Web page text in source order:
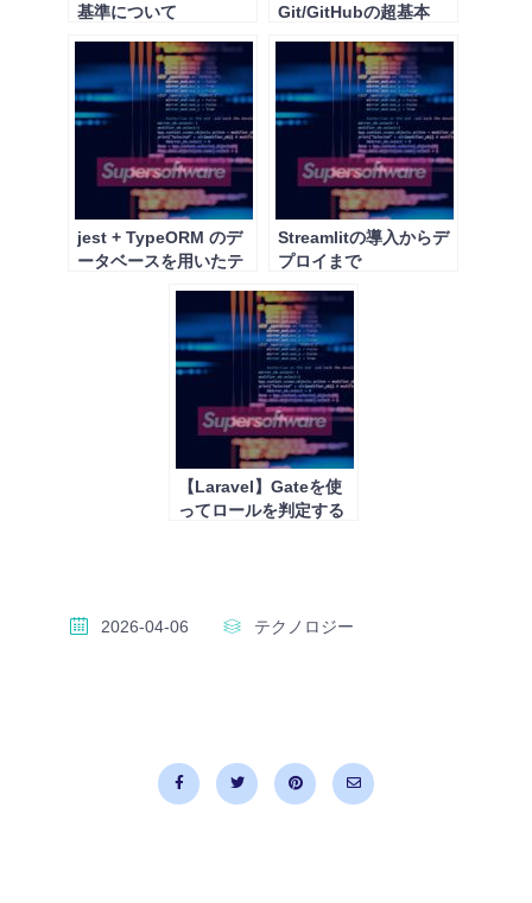
基準について
Git/GitHubの超基本
jest + TypeORM のデ
ータベースを用いたテ
Streamlitの導入からデ
プロイまで
【Laravel】Gateを使
ってロールを判定する
2026-04-06 テクノロジー